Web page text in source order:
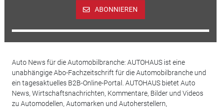
ABONNIEREN
Auto News für die Automobilbranche: AUTOHAUS ist eine
unabhängige Abo-Fachzeitschrift für die Automobilbranche und
ein tagesaktuelles B2B-Online-Portal. AUTOHAUS bietet Auto
News, Wirtschaftsnachrichten, Kommentare, Bilder und Videos
zu Automodellen, Automarken und Autoherstellern,